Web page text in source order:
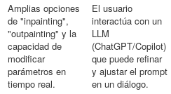
Amplias opciones
de "inpainting",
"outpainting" y la
capacidad de
modificar
parámetros en
tiempo real.
El usuario
interactúa con un
LLM
(ChatGPT/Copilot)
que puede refinar
y ajustar el prompt
en un diálogo.